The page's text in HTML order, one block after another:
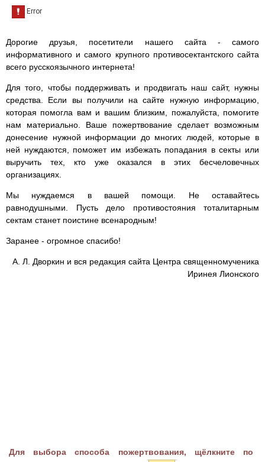
Дорогие друзья, посетители нашего сайта - самого
информативного и самого крупного противосектантского сайта
всего русскоязычного интернета!
Для того, чтобы поддерживать и продвигать наш сайт, нужны
средства. Если вы получили на сайте нужную информацию,
которая помогла вам и вашим близким, пожалуйста, помогите
нам материально. Ваше пожертвование сделает возможным
донесение нужной информации до многих людей, которые в
ней нуждаются, поможет им избежать попадания в секты или
выручить тех, кто уже оказался в этих бесчеловечных
организациях.
Мы нуждаемся в вашей помощи. Не оставайтесь
равнодушными. Пусть дело противостояния тоталитарным
сектам станет поистине всенародным!
Заранее - огромное спасибо!
А. Л. Дворкин и вся редакция сайта Центра священномученика
Иринея Лионского
Для выбора способа пожертвования, щёлкните по